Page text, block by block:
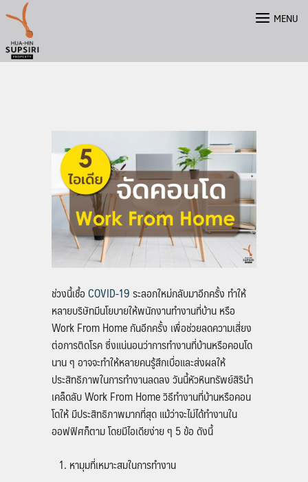
content
MENU
ช่วงนี้เชื้อCOVID-19ระลอกใหม่กลับมาอีกครั้ง ทำให้
หลายบริษัทมีนโยบายให้พนักงานทำงานที่บ้าน หรือ
Work From Home กันอีกครั้ง เพื่อช่วยลดความเสี่ยง
ต่อการติดโรค ซึ่งแน่นอนว่าการทำงานที่บ้านหรือคอนโด
นาน ๆ อาจจะทำให้หลายคนรู้สึกเบื่อและส่งผลให้
ประสิทธิภาพในการทำงานลดลง วันนี้หัวหินทรัพย์สิรินำ
เคล็ดลับ Work From Home วิธีทำงานที่บ้านหรือคอน
โดให้ มีประสิทธิภาพมากที่สุด แม้ว่าจะไม่ได้ทำงานใน
ออฟฟิศก็ตาม โดยมีไอเดียง่าย ๆ 5 ข้อ ดังนี้
หามุมที่เหมาะสมในการทำงาน